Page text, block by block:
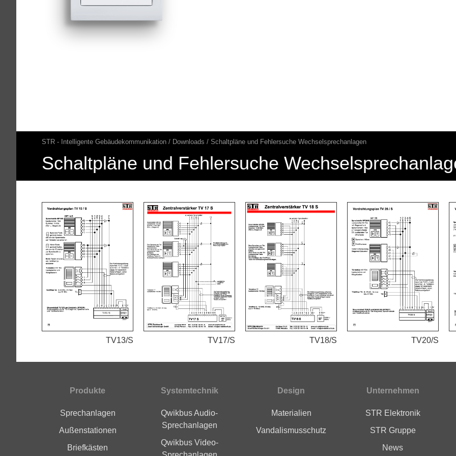
STR - Intelligente Gebäudekommunikation Downloads Schaltpläne und Fehlersuche Wechselsprechanlagen
Schaltpläne und Fehlersuche
Hauptinhalt
TV13/S TV17/S TV18/S TV20/S
Produkte
Sprechanlagen
Außenstationen
Briefkästen
Systemtechnik
Qwikbus Audio-
Sprechanlagen
Qwikbus Video-
Design
Materialien
Vandalismusschutz
Unternehmen
STR Elektronik
STR Gruppe
News